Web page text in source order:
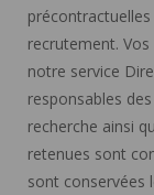
recrutement.
notre service
responsables
recherche ainsi
retenues sont
sont conservées